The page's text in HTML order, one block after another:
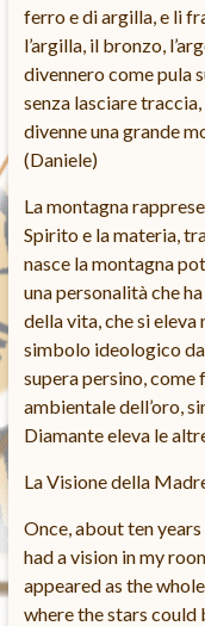
ferro e di argilla, e li
l’argilla, il bronzo,
divennero come pula
senza lasciare
divenne una grande
(Daniele)
La montagna
Spirito e la materia,
nasce la montagna
una personalità che
della vita, che si eleva
simbolo ideologico
supera persino,
ambientale dell’oro,
Diamante eleva le
La Visione della
Once, about ten
had a vision in my
appeared as the
where the stars could